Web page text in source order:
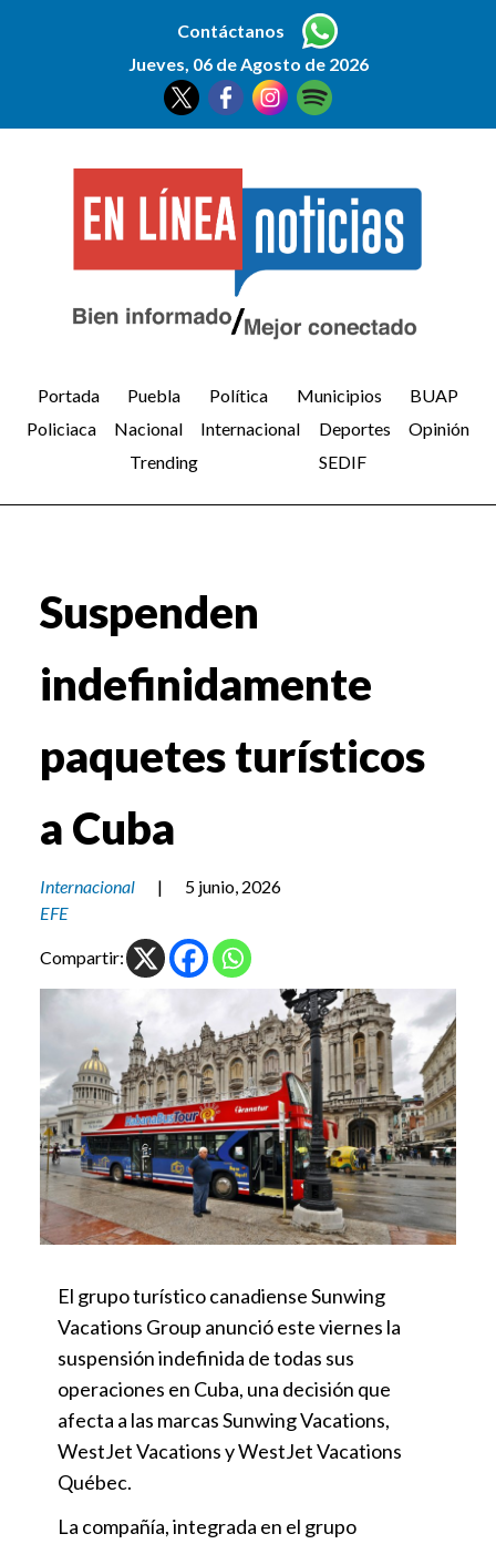
Contáctanos
Jueves, 06 de Agosto de 2026
Portada Puebla Política Municipios
BUAP
Policiaca
Nacional Internacional Deportes
Opinión
Trending
SEDIF
Suspenden
indefinidamente
paquetes turísticos
a Cuba
Internacional |
5 junio, 2026
EFE
Compartir:
El grupo turístico canadiense Sunwing
Vacations Group anunció este viernes la
suspensión indefinida de todas sus
operaciones en Cuba, una decisión que
afecta a las marcas Sunwing Vacations,
WestJet Vacations y WestJet Vacations
Québec.
La compañía, integrada en el grupo